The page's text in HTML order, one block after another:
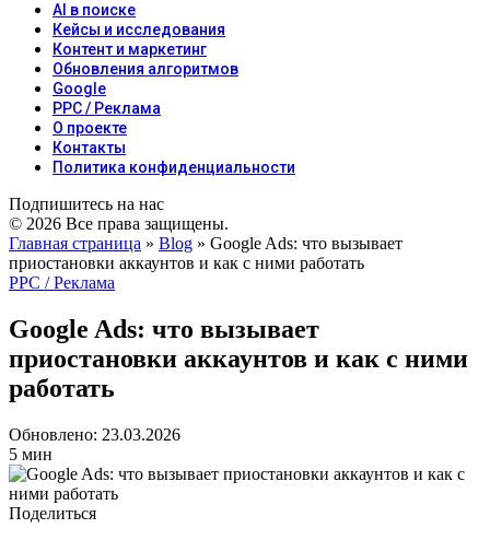
AI в поиске
Кейсы и исследования
Контент и маркетинг
Обновления алгоритмов
Google
PPC / Реклама
О проекте
Контакты
Политика конфиденциальности
Подпишитесь на нас
© 2026 Все права защищены.
Главная страница » Blog » Google Ads: что вызывает
приостановки аккаунтов и как с ними работать
PPC / Реклама
Google Ads: что вызывает
приостановки аккаунтов и как с ними
работать
Обновлено: 23.03.2026
5 мин
Поделиться